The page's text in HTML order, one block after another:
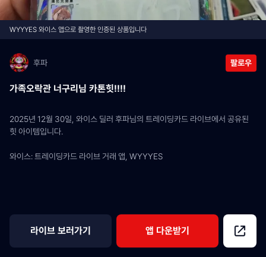
WYYYES 와이스 앱으로 촬영한 인증된 상품입니다
후파 팔로우
가족오락관 너구리님 카톤힛!!!!
2025년 12월 30일, 와이스 딜러 후파님의 트레이딩카드 라이브에서 공유된
힛 아이템입니다.
와이스: 트레이딩카드 라이브 거래 앱, WYYYES
라이브 보러가기 앱 다운받기